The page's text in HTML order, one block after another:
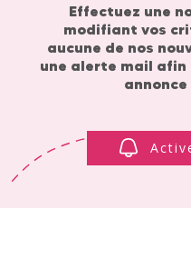
Effectuez une
modifiant vos
aucune de nos
une alerte mail